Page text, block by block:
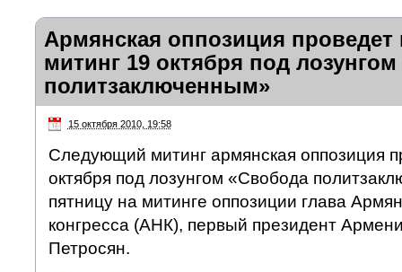
Армянская оппозиция проведет
митинг 19 октября под
политзаключенным»
15 октября 2010, 19:58
Следующий митинг армянская оппозиция
октября под лозунгом «Свобода
пятницу на митинге оппозиции глава
конгресса (АНК), первый президент
Петросян.